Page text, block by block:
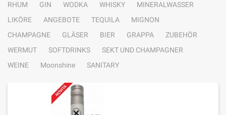
RHUM GIN WODKA WHISKY
MINERALWASSER
LIKÖRE
ANGEBOTE TEQUILA
MIGNON
CHAMPAGNE
GLÄSER BIER GRAPPA
ZUBEHÖR
WERMUT
SOFTDRINKS
SEKT UND CHAMPAGNER
WEINE
Moonshine SANITARY